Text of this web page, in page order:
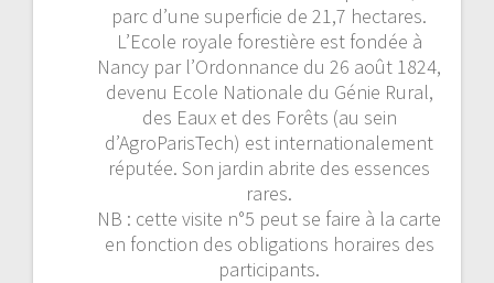
parc d’une superficie de 21,7 hectares.
L’Ecole royale forestière est fondée à
Nancy par l’Ordonnance du 26 août 1824,
devenu Ecole Nationale du Génie Rural,
des Eaux et des Forêts (au sein
d’AgroParisTech) est internationalement
réputée. Son jardin abrite des essences
rares.
NB : cette visite n°5 peut se faire à la carte
en fonction des obligations horaires des
participants.